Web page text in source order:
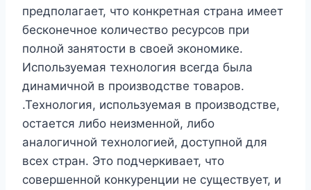
предполагает, что конкретная страна имеет
бесконечное количество ресурсов при
полной занятости в своей экономике.
Используемая технология всегда была
динамичной в производстве товаров.
.Технология, используемая в производстве,
остается либо неизменной, либо
аналогичной технологией, доступной для
всех стран. Это подчеркивает, что
совершенной конкуренции не существует, и